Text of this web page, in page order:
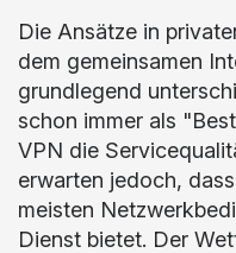
Die Ansätze in
dem gemeinsamen
grundlegend
schon immer als
VPN die
erwarten jedoch,
meisten
Dienst bietet. Der